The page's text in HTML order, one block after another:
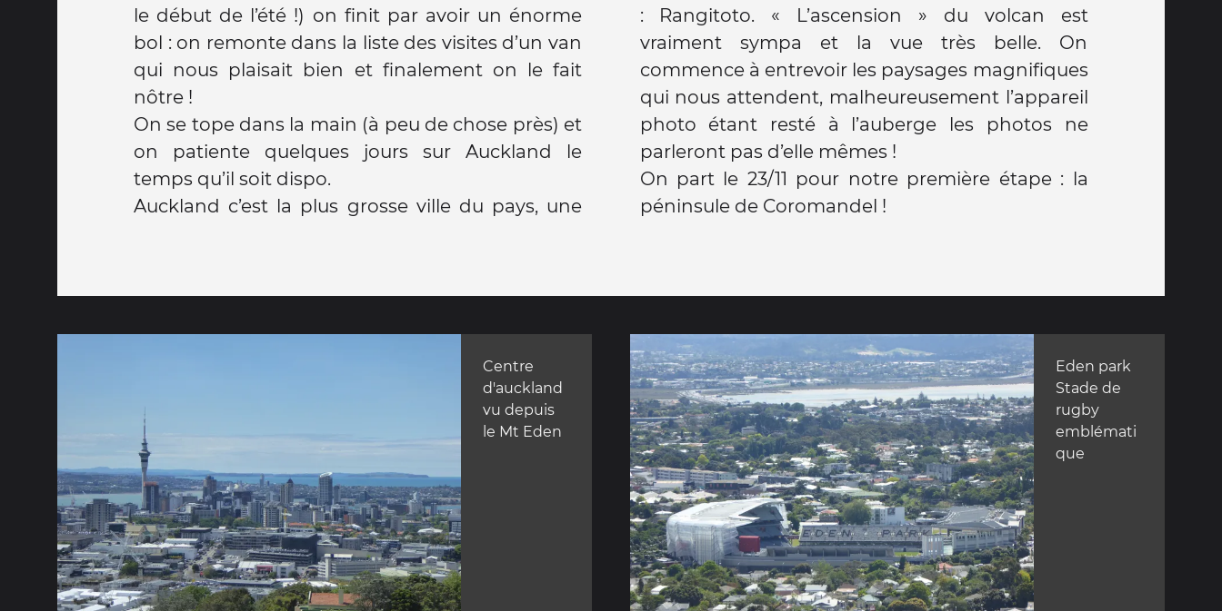
le début de l’été !) on finit par avoir un énorme
bol : on remonte dans la liste des visites d’un van
qui nous plaisait bien et finalement on le fait
nôtre !
On se tope dans la main (à peu de chose près) et
on patiente quelques jours sur Auckland le
temps qu’il soit dispo.
Auckland c’est la plus grosse ville du pays, une
: Rangitoto. « L’ascension » du volcan est
vraiment sympa et la vue très belle. On
commence à entrevoir les paysages magnifiques
qui nous attendent, malheureusement l’appareil
photo étant resté à l’auberge les photos ne
parleront pas d’elle mêmes !
On part le 23/11 pour notre première étape : la
péninsule de Coromandel !
Centre
d'auckland
vu depuis
le Mt Eden
Eden park
Stade de
rugby
emblémati
que